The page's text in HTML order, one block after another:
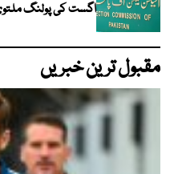
اگست کی پولنگ
مقبول ترین خبریں